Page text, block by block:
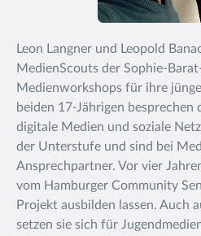
Leon Langner und Leopold
MedienScouts der Sophie-
Medienworkshops für ihre
beiden 17-Jährigen besprechen
digitale Medien und soziale
der Unterstufe und sind bei
Ansprechpartner. Vor vier
vom Hamburger Community
Projekt ausbilden lassen. Auch
setzen sie sich für